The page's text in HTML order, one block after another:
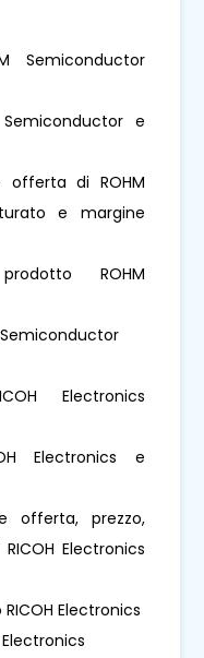
Semiconductor
e
offerta di ROHM
e margine
ROHM
Semiconductor
Electronics
Electronics e
offerta, prezzo,
Electronics
Electronics